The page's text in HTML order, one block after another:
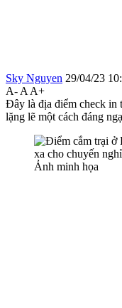
Sky Nguyen 29/04/23
A- A A+
Đây là địa điểm check in
lặng lẽ một cách đáng
Ảnh minh họa